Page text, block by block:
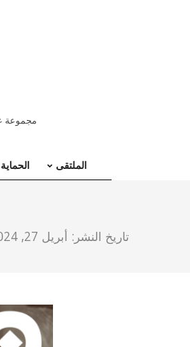
المنطقة
للحماية
مجموعة
الملتقى
تاريخ النشر: أبريل 27, 2024